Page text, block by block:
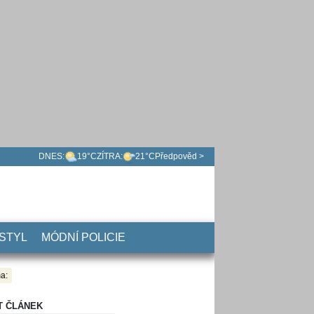
DNES: 19°CZÍTRA: 21°C Předpověd >
MÓDNÍ POLICIE
ČLÁNEK